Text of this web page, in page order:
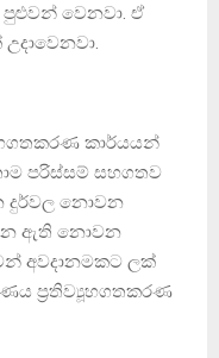
වෙනවා. ඒ
කාර්යයන්
පරිස්සම් සහගතව
දුර්වල නොවන
ඇති නොවන
අවදානමකට ලක්
ප්‍රතිව්‍යූහගතකරණ